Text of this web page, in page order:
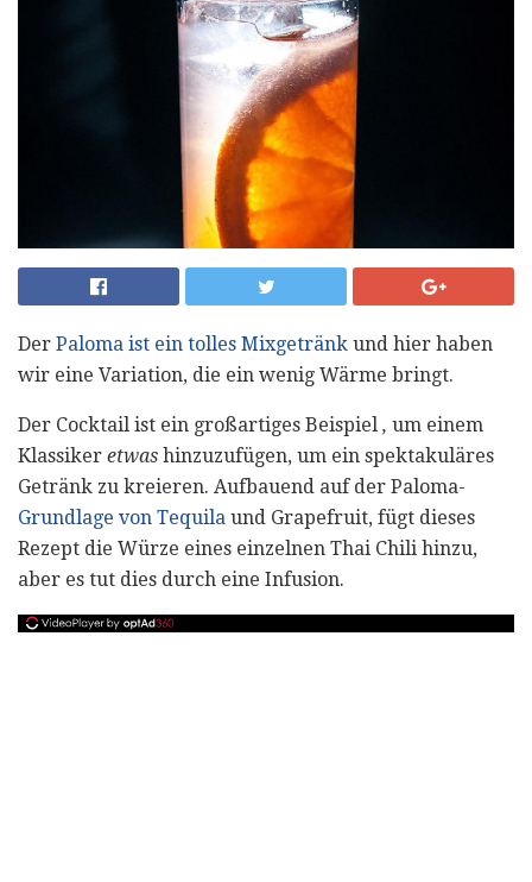
Der Paloma ist ein tolles Mixgetränk und hier haben
wir eine Variation, die ein wenig Wärme bringt.
Der Cocktail ist ein großartiges Beispiel , um einem
Klassiker etwas hinzuzufügen, um ein spektakuläres
Getränk zu kreieren. Aufbauend auf der Paloma-
Grundlage von Tequila und Grapefruit, fügt dieses
Rezept die Würze eines einzelnen Thai Chili hinzu,
aber es tut dies durch eine Infusion.